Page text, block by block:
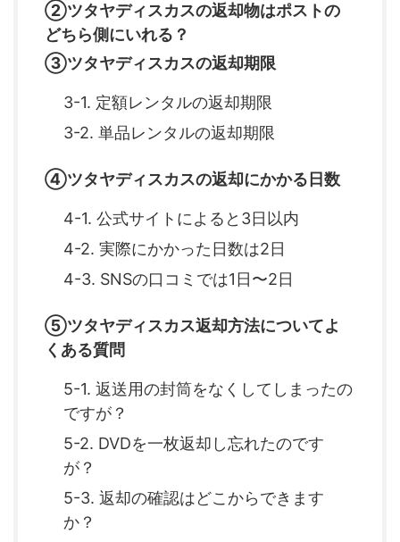
②ツタヤディスカスの返却物はポストの
どちら側にいれる？
③ツタヤディスカスの返却期限
3-1. 定額レンタルの返却期限
3-2. 単品レンタルの返却期限
④ツタヤディスカスの返却にかかる日数
4-1. 公式サイトによると3日以内
4-2. 実際にかかった日数は2日
4-3. SNSの口コミでは1日〜2日
⑤ツタヤディスカス返却方法についてよ
くある質問
5-1. 返送用の封筒をなくしてしまったの
ですが？
5-2. DVDを一枚返却し忘れたのです
が？
5-3. 返却の確認はどこからできます
か？